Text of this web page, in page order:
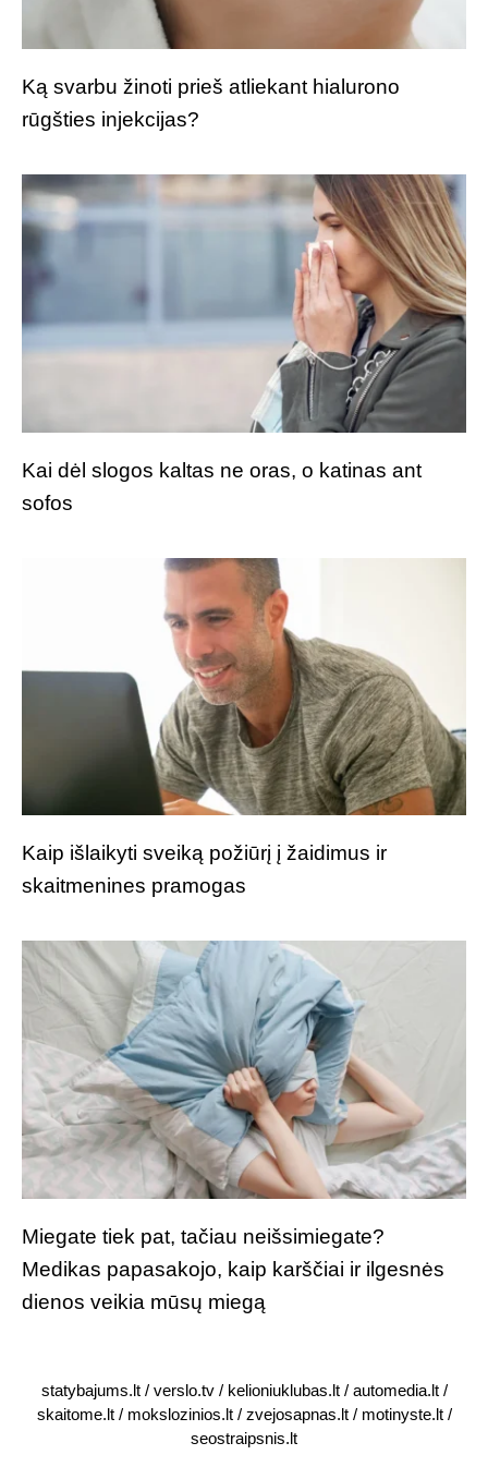
Ką svarbu žinoti prieš atliekant hialurono
rūgšties injekcijas?
Kai dėl slogos kaltas ne oras, o katinas ant
sofos
Kaip išlaikyti sveiką požiūrį į žaidimus ir
skaitmenines pramogas
Miegate tiek pat, tačiau neišsimiegate?
Medikas papasakojo, kaip karščiai ir ilgesnės
dienos veikia mūsų miegą
statybajums.lt/ verslo.tv/ kelioniuklubas.lt/ automedia.lt/
skaitome.lt/ mokslozinios.lt/ zvejosapnas.lt/ motinyste.lt/
seostraipsnis.lt